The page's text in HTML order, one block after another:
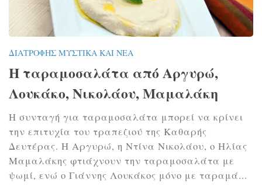
ΔΙΑΤΡΟΦΉΣ ΜΥΣΤΙΚΆ ΚΑΙ ΝΈΑ
Η ταραμοσαλάτα από Αργυρώ,
Λουκάκο, Νικολάου, Μαμαλάκη
Η συνταγή για ταραμοσαλάτα μπορεί να κρίνει
την επιτυχία του τραπεζιού της Καθαρής
Δευτέρας. Η Αργυρώ, η Ντίνα Νικολάου, ο Ηλίας
Μαμαλάκης φτιάχνουν την ταραμοσαλάτα με
ψωμί, ενώ ο Γιάννης Λουκάκος μόνο με ταραμά...